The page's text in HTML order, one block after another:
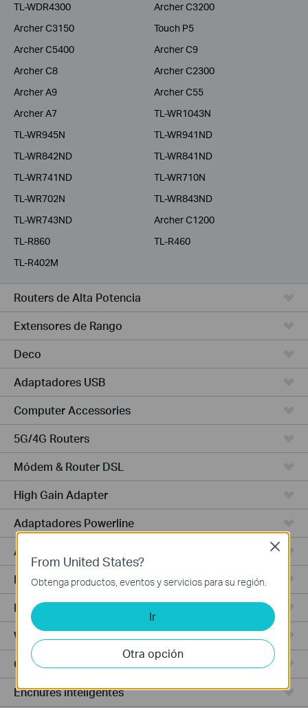
TL-WDR4300
Archer C3200
Archer C3150
Touch P5
Archer C5400
Archer C9
Archer C8
Archer C2300
Archer A9
Archer C55
Archer A7
TL-WR1043N
TL-WR945N
TL-WR941ND
TL-WR842ND
TL-WR841ND
TL-WR741ND
TL-WR710N
TL-WR702N
TL-WR843ND
TL-WR743ND
Archer C1200
TL-R860
TL-R460
TL-R402M
Routers de Alta Potencia
Extensores de Rango
Deco
Adaptadores USB
Computer Accessories
5G/4G Routers
Módem & Router DSL
High Gain Adapter
Adaptadores Powerline
Adaptadores de Alta Potencia
PCIe Adapters
Punto de Acceso
Wireless USB Adapters
Cámaras Cloud
Enchufes inteligentes
From United States?
Obtenga productos, eventos y servicios para su región.
Ir
Otra opción
Close